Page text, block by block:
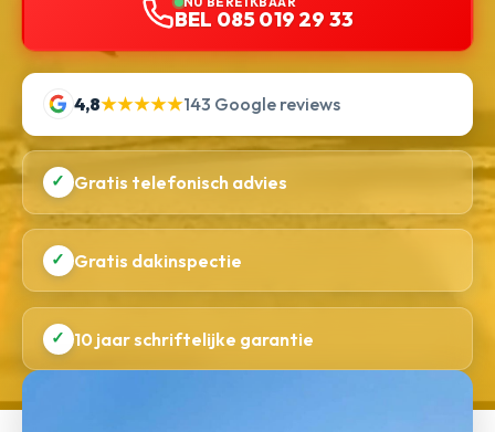
BEL 085 019 29 33
4,8★★★★★143 Google reviews
✓ Gratis telefonisch advies
✓ Gratis dakinspectie
✓ 10 jaar schriftelijke garantie